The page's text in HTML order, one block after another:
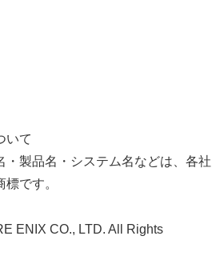
いて
・製品名・システム名などは、各社
です。
ENIX CO., LTD. All Rights